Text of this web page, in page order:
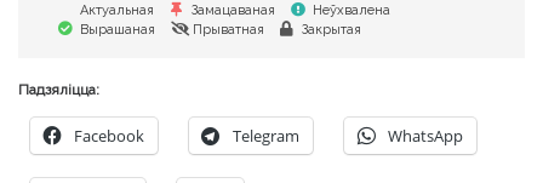
Актуальная
Замацаваная
Неўхвалена
Вырашаная
Прыватная Закрытая
Падзяліцца:
Facebook Telegram WhatsApp